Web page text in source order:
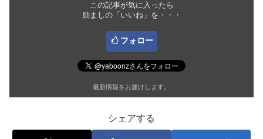
この記事が気に入ったら
励ましの「いいね」を・・・
フォロー
最新情報をお届けします。
シェアする